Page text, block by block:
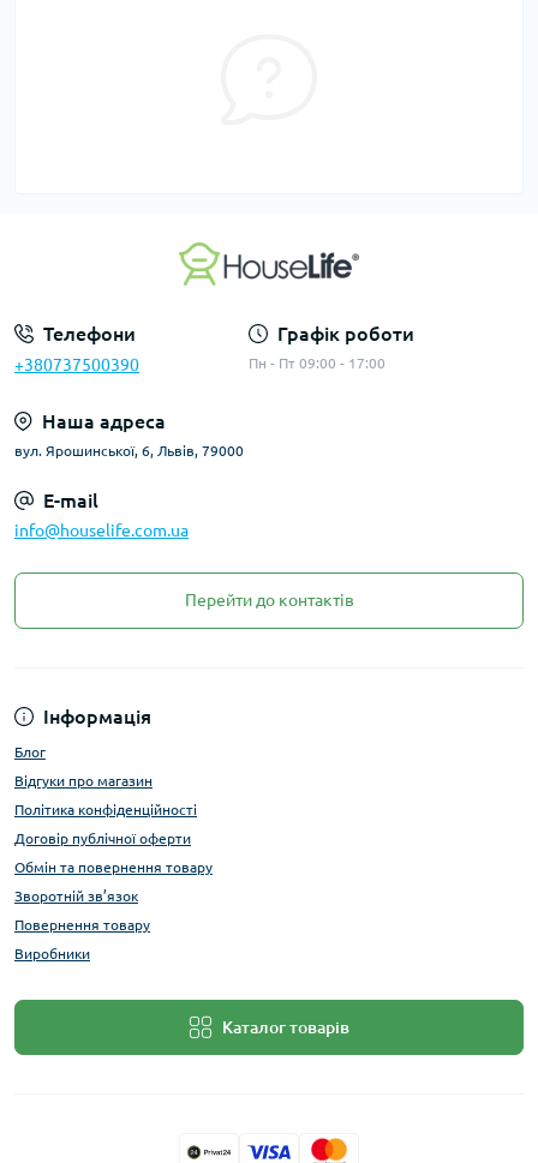
Телефони
+380737500390
Графік роботи
Пн - Пт 09:00 - 17:00
Наша адреса
вул. Ярошинської, 6, Львів, 79000
E-mail
info@houselife.com.ua
Перейти до контактів
Інформація
Блог
Відгуки про магазин
Політика конфіденційності
Договір публічної оферти
Обмін та повернення товару
Зворотній зв’язок
Повернення товару
Виробники
Каталог товарів